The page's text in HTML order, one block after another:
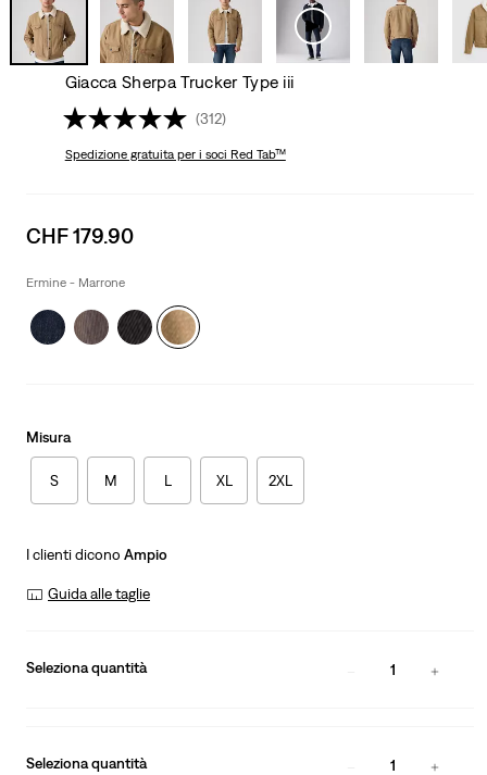
Giacca Sherpa Trucker Type iii
(312)
Spedizione gratuitaper i soci Red Tab™
Sale
is
CHF 179.90
Ermine - Marrone
Misura
S M L XL 2XL
I clienti dicono Ampio
Guida alle taglie
Seleziona quantità 1
Seleziona quantità 1